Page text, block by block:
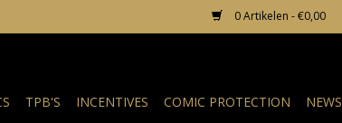
0 Artikelen - €0,00
TPB'S INCENTIVES COMIC PROTECTION NEWS